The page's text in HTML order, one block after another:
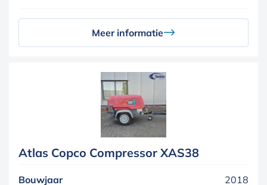
Meer informatie
Atlas Copco Compressor XAS38
Bouwjaar
2018